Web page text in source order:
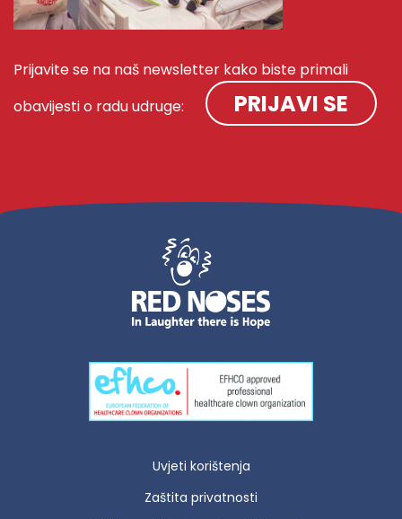
Prijavite se na naš newsletter kako biste primali
obavijesti o radu udruge:
PRIJAVI SE
Uvjeti korištenja
Zaštita privatnosti